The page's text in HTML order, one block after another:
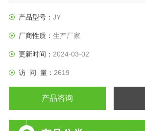
产品型号： JY
厂商性质： 生产厂家
更新时间： 2024-03-02
访 问 量： 2619
产品咨询